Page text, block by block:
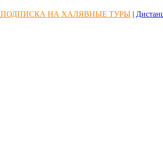
ПОДПИСКА НА ХАЛЯВНЫЕ ТУРЫ |